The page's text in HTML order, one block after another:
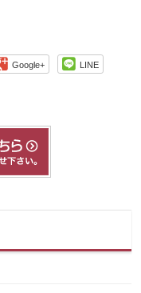
Google+ LINE